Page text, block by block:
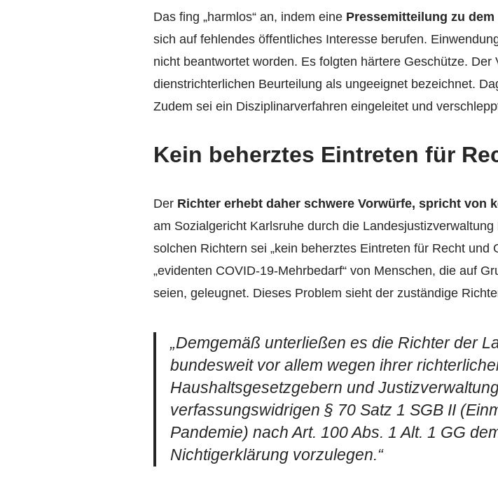
Das fing „harmlos“ an, indem eine Pressemitteilung zu
sich auf fehlendes öffentliches Interesse berufen.
nicht beantwortet worden. Es folgten härtere Geschütze.
dienstrichterlichen Beurteilung als ungeeignet bezeichnet.
Zudem sei ein Disziplinarverfahren eingeleitet und
Kein beherztes Eintreten für
Der Richter erhebt daher schwere Vorwürfe, spricht von
am Sozialgericht Karlsruhe durch die
solchen Richtern sei „kein beherztes Eintreten für Recht und
„evidenten COVID-19-Mehrbedarf“ von Menschen, die auf
seien, geleugnet. Dieses Problem sieht der zuständige
„Demgemäß unterließen es die Richter der
bundesweit vor allem wegen ihrer
Haushaltsgesetzgebern und
verfassungswidrigen § 70 Satz 1 SGB II
Pandemie) nach Art. 100 Abs. 1 Alt. 1 GG
Nichtigerklärung vorzulegen.“